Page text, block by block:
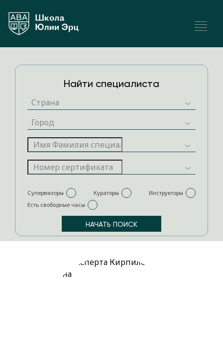
Найти специалиста
Супервизоры Кураторы
Инструкторы
Есть свободные часы